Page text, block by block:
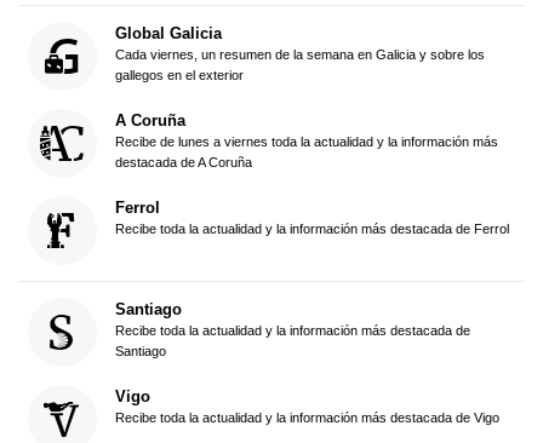
Global Galicia
Cada viernes, un resumen de la semana en Galicia y sobre los
gallegos en el exterior
A Coruña
Recibe de lunes a viernes toda la actualidad y la información más
destacada de A Coruña
Ferrol
Recibe toda la actualidad y la información más destacada de Ferrol
Santiago
Recibe toda la actualidad y la información más destacada de
Santiago
Vigo
Recibe toda la actualidad y la información más destacada de Vigo